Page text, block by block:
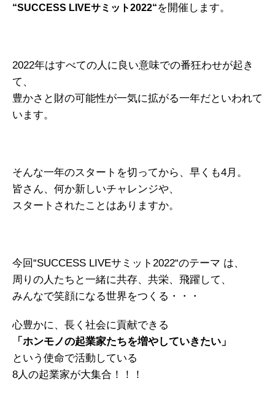
“SUCCESS LIVEサミット2022“を開催します。
2022年はすべての人に良い意味での番狂わせが起き
て、
豊かさと財の可能性が一気に拡がる一年だといわれて
います。
そんな一年のスタートを切ってから、早くも4月。
皆さん、何か新しいチャレンジや、
スタートされたことはありますか。
今回“SUCCESS LIVEサミット2022“のテーマ は、
周りの人たちと一緒に共存、共栄、飛躍して、
みんなで笑顔になる世界をつくる・・・
心豊かに、長く社会に貢献できる
「ホンモノの起業家たちを増やしていきたい」
という使命で活動している
8人の起業家が大集合！！！